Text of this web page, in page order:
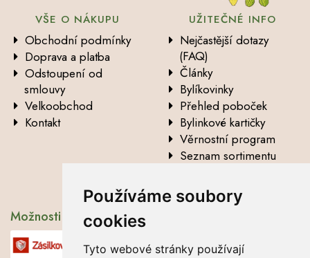
Používáme soubory
cookies
Tyto webové stránky používají
VŠE O NÁKUPU
Obchodní podmínky
Doprava a platba
Odstoupení od
smlouvy
Velkoobchod
Kontakt
UŽITEČNÉ INFO
Nejčastější dotazy
(FAQ)
Články
Bylíkovinky
Přehled poboček
Bylinkové kartičky
Věrnostní program
Seznam sortimentu
údajů
Možnosti dopravy